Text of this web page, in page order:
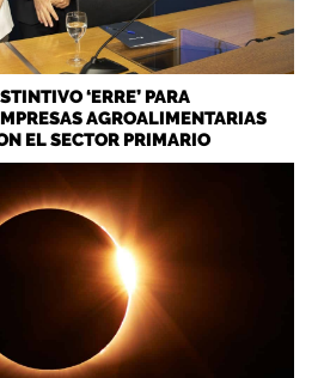
‘ERRE’ PARA
AGROALIMENTARIAS
EL SECTOR PRIMARIO